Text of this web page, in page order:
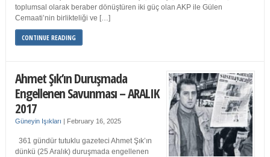
toplumsal olarak beraber dönüştüren iki güç olan AKP ile Gülen
Cemaati’nin birlikteliği ve […]
CONTINUE READING
Ahmet Şık’ın Duruşmada
Engellenen Savunması – ARALIK
2017
Güneyin Işıkları | February 16, 2025
361 gündür tutuklu gazeteci Ahmet Şık’ın
dünkü (25 Aralık) duruşmada engellenen